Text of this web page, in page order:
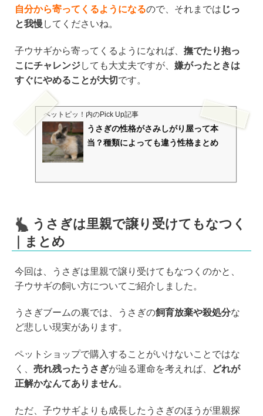
自分から寄ってくるようになるので、それまでは じっ
と我慢 してくださいね。
子ウサギから寄ってくるようになれば、 撫でたり抱っ
こにチャレンジしても大丈夫ですが、 嫌がったときは
すぐにやめることが大切 です。
ペットピッ！ 内のPick Up記事
うさぎの性格がさみしがり屋って本
当？種類によっても違う性格まとめ
うさぎは里親で譲り受けてもなつく
｜まとめ
今回は、うさぎは里親で譲り受けてもなつくのかと、
子ウサギの飼い方についてご紹介しました。
うさぎブームの裏では、うさぎの飼育放棄や殺処分な
ど悲しい現実があります。
ペットショップで購入することがいけないことではな
く、 売れ残ったうさぎが辿る運命を考えれば、
どれが
正解かなんてありません。
ただ、子ウサギよりも成長したうさぎのほうが里親探